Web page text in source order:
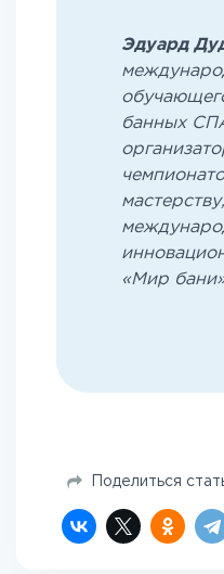
Эдуард
банных
«Мир
Поделиться